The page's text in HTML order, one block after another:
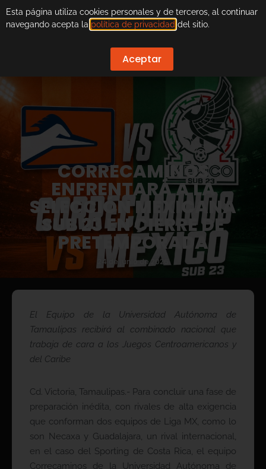
CORRECAMINOS
ENFRENTARÁ A LA
SELECCIÓN MEXICANA
SUB 23 EN CIERRE DE
PRETEMPORADA
24 de junio de 2026
El Equipo de la Universidad Autónoma de
Tamaulipas recibirá al combinado nacional que
trabaja de cara a los Juegos Centroamericanos y
del Caribe
Cd. Victoria, Tamaulipas.- Para concluir una fase de
preparación inédita, con rivales de alta exigencia
que conforman dos equipos de Liga MX, como lo
son Necaxa y Guadalajara, un rival internacional,
en el caso del Sporting de Costa Rica, el equipo
Correcaminos de la Universidad Autónoma de
Esta página utiliza cookies personales y de terceros, al continuar
navegando acepta la política de privacidad del sitio.
Aceptar